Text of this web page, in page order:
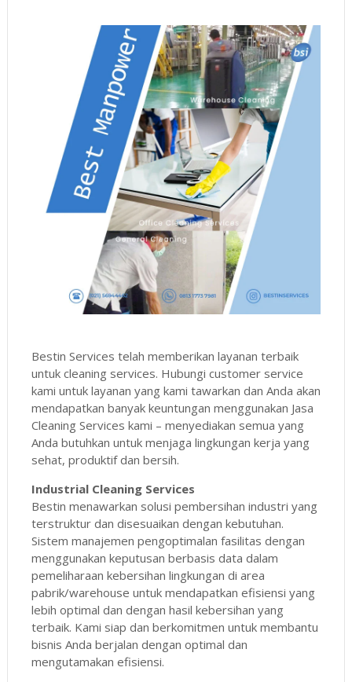
Bestin Services telah memberikan layanan terbaik
untuk cleaning services. Hubungi customer service
kami untuk layanan yang kami tawarkan dan Anda akan
mendapatkan banyak keuntungan menggunakan Jasa
Cleaning Services kami – menyediakan semua yang
Anda butuhkan untuk menjaga lingkungan kerja yang
sehat, produktif dan bersih.
Industrial Cleaning Services
Bestin menawarkan solusi pembersihan industri yang
terstruktur dan disesuaikan dengan kebutuhan.
Sistem manajemen pengoptimalan fasilitas dengan
menggunakan keputusan berbasis data dalam
pemeliharaan kebersihan lingkungan di area
pabrik/warehouse untuk mendapatkan efisiensi yang
lebih optimal dan dengan hasil kebersihan yang
terbaik. Kami siap dan berkomitmen untuk membantu
bisnis Anda berjalan dengan optimal dan
mengutamakan efisiensi.